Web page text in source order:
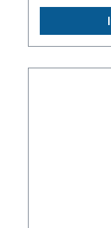
Material: